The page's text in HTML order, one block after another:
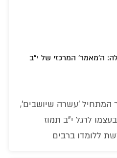
ה'מאמר' המרכזי של י"ב
המתחיל 'עשרה שיושבים',
לרגל י"ב תמוז
ללומדו ברבים